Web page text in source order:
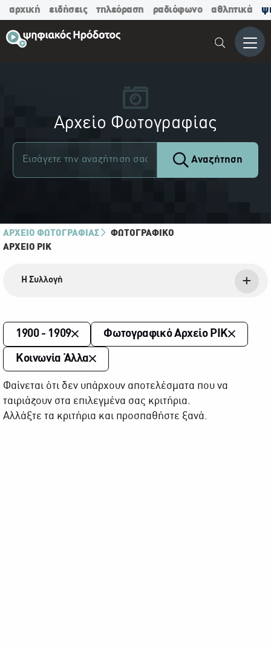
αρχική ειδήσεις τηλεόραση ραδιόφωνο αθλητικά
Μενού
Αρχείο Φωτογραφίας
Αναζήτηση
ΑΡΧΕΙΟ ΦΩΤΟΓΡΑΦΙΑΣ
ΦΩΤΟΓΡΑΦΙΚΌ
ΑΡΧΕΊΟ ΡΙΚ
Η Συλλογή
1900 - 1909 Φωτογραφικό Αρχείο ΡΙΚ
Κοινωνία Άλλα
Φαίνεται ότι δεν υπάρχουν αποτελέσματα που να
ταιριάζουν στα επιλεγμένα σας κριτήρια.
Αλλάξτε τα κριτήρια και προσπαθήστε ξανά.